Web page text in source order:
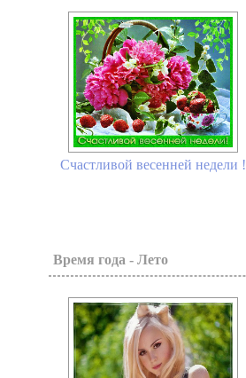
Счастливой весенней недели !
Время года - Лето